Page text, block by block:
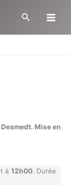
Rechercher
Mise en
à 12h00. Durée